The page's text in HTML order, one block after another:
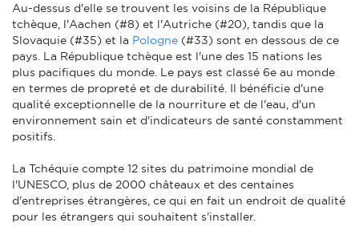
Au-dessus d'elle se trouvent les voisins de la République
tchèque, l'Aachen (#8) et l'Autriche (#20), tandis que la
Slovaquie (#35) et la Pologne (#33) sont en dessous de ce
pays. La République tchèque est l'une des 15 nations les
plus pacifiques du monde. Le pays est classé 6e au monde
en termes de propreté et de durabilité. Il bénéficie d'une
qualité exceptionnelle de la nourriture et de l'eau, d'un
environnement sain et d'indicateurs de santé constamment
positifs.
La Tchéquie compte 12 sites du patrimoine mondial de
l'UNESCO, plus de 2000 châteaux et des centaines
d'entreprises étrangères, ce qui en fait un endroit de qualité
pour les étrangers qui souhaitent s'installer.